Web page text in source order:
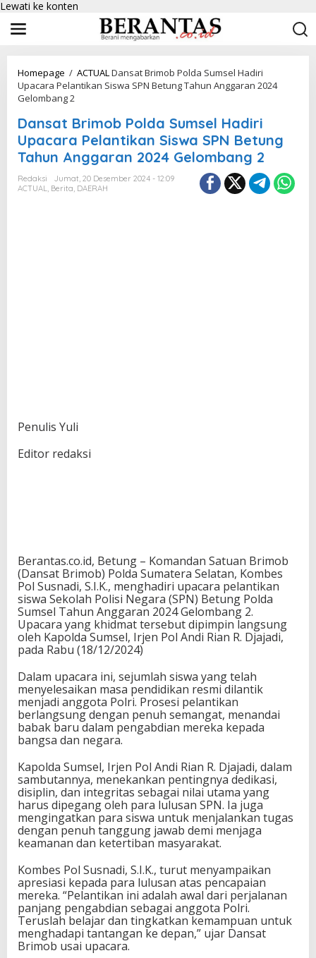
Lewati ke konten
Homepage / ACTUALDansat Brimob Polda Sumsel Hadiri
Upacara Pelantikan Siswa SPN Betung Tahun Anggaran 2024
Gelombang 2
Dansat Brimob Polda Sumsel Hadiri
Upacara Pelantikan Siswa SPN Betung
Tahun Anggaran 2024 Gelombang 2
Redaksi
Jumat, 20 Desember 2024 - 12:09
ACTUAL, Berita, DAERAH
Penulis Yuli
Editor redaksi
Berantas.co.id, Betung – Komandan Satuan Brimob
(Dansat Brimob) Polda Sumatera Selatan, Kombes
Pol Susnadi, S.I.K., menghadiri upacara pelantikan
siswa Sekolah Polisi Negara (SPN) Betung Polda
Sumsel Tahun Anggaran 2024 Gelombang 2.
Upacara yang khidmat tersebut dipimpin langsung
oleh Kapolda Sumsel, Irjen Pol Andi Rian R. Djajadi,
pada Rabu (18/12/2024)
Dalam upacara ini, sejumlah siswa yang telah
menyelesaikan masa pendidikan resmi dilantik
menjadi anggota Polri. Prosesi pelantikan
berlangsung dengan penuh semangat, menandai
babak baru dalam pengabdian mereka kepada
bangsa dan negara.
Kapolda Sumsel, Irjen Pol Andi Rian R. Djajadi, dalam
sambutannya, menekankan pentingnya dedikasi,
disiplin, dan integritas sebagai nilai utama yang
harus dipegang oleh para lulusan SPN. Ia juga
mengingatkan para siswa untuk menjalankan tugas
dengan penuh tanggung jawab demi menjaga
keamanan dan ketertiban masyarakat.
Kombes Pol Susnadi, S.I.K., turut menyampaikan
apresiasi kepada para lulusan atas pencapaian
mereka. “Pelantikan ini adalah awal dari perjalanan
panjang pengabdian sebagai anggota Polri.
Teruslah belajar dan tingkatkan kemampuan untuk
menghadapi tantangan ke depan,” ujar Dansat
Brimob usai upacara.